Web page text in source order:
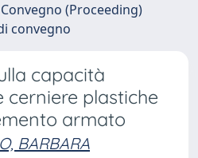
(Proceeding)
convegno
capacità
cerniere plastiche
armato
BARBARA